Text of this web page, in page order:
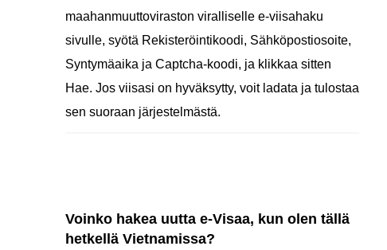
maahanmuuttoviraston viralliselle e-viisahaku
sivulle, syötä Rekisteröintikoodi, Sähköpostiosoite,
Syntymäaika ja Captcha-koodi, ja klikkaa sitten
Hae. Jos viisasi on hyväksytty, voit ladata ja tulostaa
sen suoraan järjestelmästä.
Voinko hakea uutta e-Visaa, kun olen tällä
hetkellä Vietnamissa?